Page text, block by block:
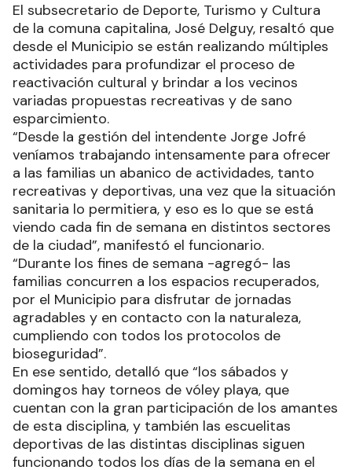
El subsecretario de Deporte, Turismo y Cultura
de la comuna capitalina, José Delguy, resaltó que
desde el Municipio se están realizando múltiples
actividades para profundizar el proceso de
reactivación cultural y brindar a los vecinos
variadas propuestas recreativas y de sano
esparcimiento.
“Desde la gestión del intendente Jorge Jofré
veníamos trabajando intensamente para ofrecer
a las familias un abanico de actividades, tanto
recreativas y deportivas, una vez que la situación
sanitaria lo permitiera, y eso es lo que se está
viendo cada fin de semana en distintos sectores
de la ciudad”, manifestó el funcionario.
“Durante los fines de semana -agregó- las
familias concurren a los espacios recuperados,
por el Municipio para disfrutar de jornadas
agradables y en contacto con la naturaleza,
cumpliendo con todos los protocolos de
bioseguridad”.
En ese sentido, detalló que “los sábados y
domingos hay torneos de vóley playa, que
cuentan con la gran participación de los amantes
de esta disciplina, y también las escuelitas
deportivas de las distintas disciplinas siguen
funcionando todos los días de la semana en el